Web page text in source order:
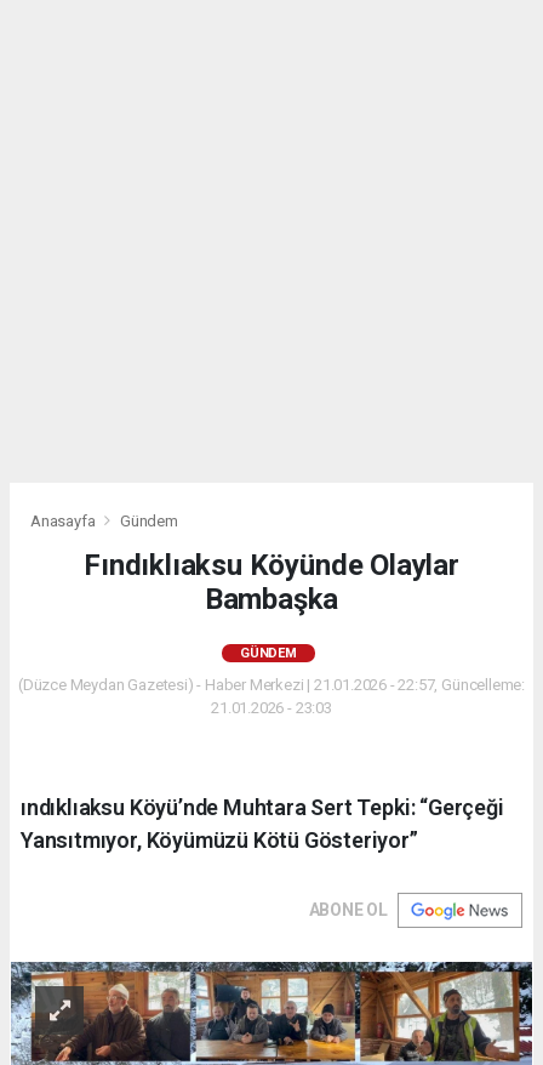
Anasayfa Gündem
Fındıklıaksu Köyünde Olaylar
Bambaşka
GÜNDEM
(Düzce Meydan Gazetesi) - Haber Merkezi | 21.01.2026 - 22:57, Güncelleme:
21.01.2026 - 23:03
ındıklıaksu Köyü’nde Muhtara Sert Tepki: “Gerçeği
Yansıtmıyor, Köyümüzü Kötü Gösteriyor”
ABONE OL